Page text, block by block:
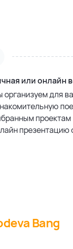
или онлайн
организуем для
проектам
презентацию
Bang